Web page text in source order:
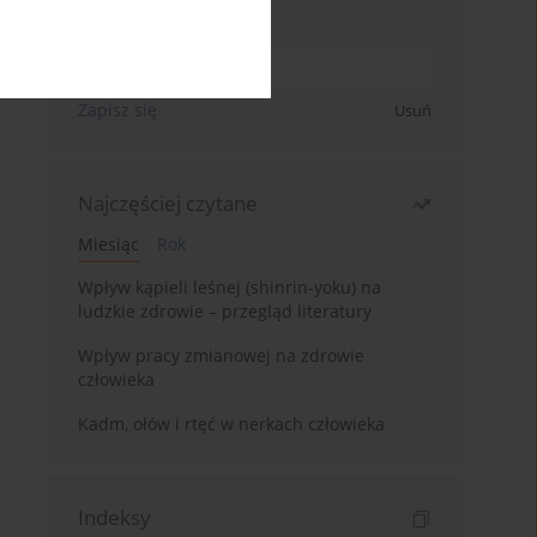
Zapisz się Usuń
Najczęściej czytane
Miesiąc
Rok
Wpływ kąpieli leśnej (shinrin-yoku) na
ludzkie zdrowie – przegląd literatury
Wpływ pracy zmianowej na zdrowie
człowieka
Kadm, ołów i rtęć w nerkach człowieka
Indeksy